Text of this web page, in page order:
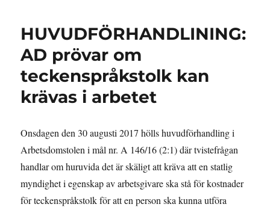
HUVUDFÖRHANDLINING:
AD prövar om
teckenspråkstolk kan
krävas i arbetet
Onsdagen den 30 augusti 2017 hölls huvudförhandling i
Arbetsdomstolen i mål nr. A 146/16 (2:1) där tvistefrågan
handlar om huruvida det är skäligt att kräva att en statlig
myndighet i egenskap av arbetsgivare ska stå för kostnader
för teckenspråkstolk för att en person ska kunna utföra